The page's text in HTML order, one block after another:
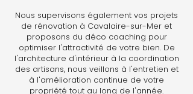
Nous supervisons également vos projets
de rénovation à Cavalaire-sur-Mer et
proposons du déco coaching pour
optimiser l'attractivité de votre bien. De
l'architecture d'intérieur à la coordination
des artisans, nous veillons à l'entretien et
à l'amélioration continue de votre
propriété tout au long de l'année.